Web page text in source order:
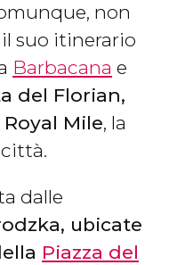
non
suo itinerario
Barbacana e
del Florian,
Mile, la
dalle
ubicate
Piazza del